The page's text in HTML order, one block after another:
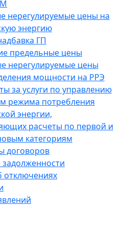
нерегулируемые цены на
энергию
ГП
предельные цены
нерегулируемые цены
мощности на РРЭ
за услуги по управлению
режима потребления
энергии,
расчеты по первой и
категориям
договоров
отключениях